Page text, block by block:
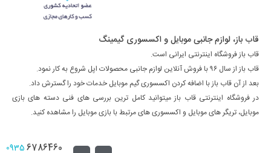
قاب باز، لوازم جانبی موبایل و اکسسوری گیمینگ
قاب باز فروشگاه اینترنتی ایرانی است.
قاب باز از سال ۹۶ با فروش آنلاین لوازم جانبی محصولات اپل شروع به کار نمود.
بعد از آن قاب باز با اضافه کردن اکسسوری گیم موبایل خدمات خود را گسترش داد.
در فروشگاه اینترنتی قاب باز میتوانید کامل ترین بررسی های فنی دسته های بازی
موبایل، تریگر های موبایل و اکسسوری های مرتبط با بازی موبایل را مشاهده کنید.
6786460
0935